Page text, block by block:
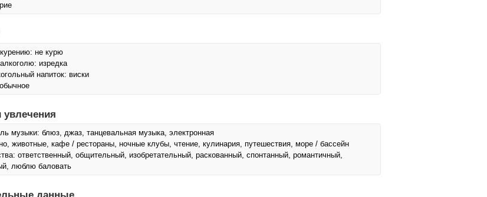
не курю
изредка
напиток: виски
увлечения
музыки: блюз, джаз, танцевальная музыка, электронная
животные, кафе / рестораны, ночные клубы, чтение, кулинария, путешествия, море / бассейн
ответственный, общительный, изобретательный, раскованный, спонтанный, романтичный,
люблю баловать